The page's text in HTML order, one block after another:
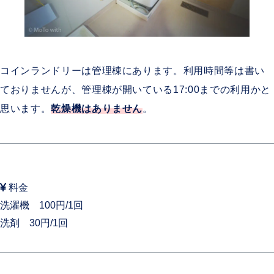
コインランドリーは管理棟にあります。利用時間等は書い
ておりませんが、管理棟が開いている17:00までの利用かと
思います。乾燥機はありません。
料金
洗濯機 100円/1回
洗剤 30円/1回